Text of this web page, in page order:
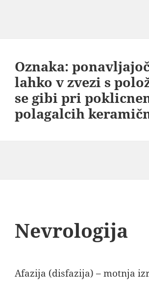
Oznaka:
lahko v zvezi s
se gibi pri
polagalcih
Nevrologija
Afazija (disfazija) – motnja